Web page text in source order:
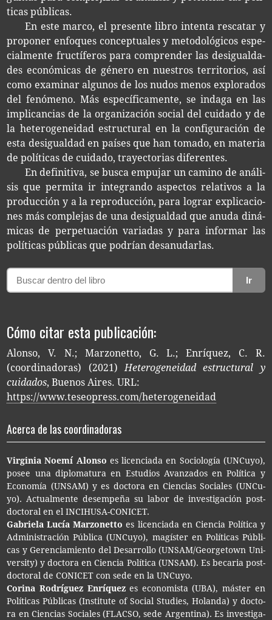
ti­cas públicas.
En este marco, el pre­sen­te libro inten­ta res­ca­tar y
pro­po­ner enfo­ques con­cep­tua­les y meto­do­ló­gi­cos espe­
cial­men­te fruc­tí­fe­ros para com­pren­der las desigual­da­
des eco­nó­mi­cas de géne­ro en nues­tros terri­to­rios, así
como exa­mi­nar algu­nos de los nudos menos explo­ra­dos
del fenó­meno. Más espe­cí­fi­ca­men­te, se inda­ga en las
impli­can­cias de la orga­ni­za­ción social del cui­da­do y de
la hete­ro­ge­nei­dad estruc­tu­ral en la con­fi­gu­ra­ción de
esta desigual­dad en paí­ses que han toma­do, en mate­ria
de polí­ti­cas de cui­da­do, tra­yec­to­rias diferentes.
En defi­ni­ti­va, se busca empu­jar un camino de aná­li­
sis que per­mi­ta ir inte­gran­do aspec­tos rela­ti­vos a la
pro­duc­ción y a la repro­duc­ción, para lograr expli­ca­cio­
nes más com­ple­jas de una desigual­dad que anuda diná­
mi­cas de per­pe­tua­ción varia­das y para infor­mar las
polí­ti­cas públi­cas que podrían desanudarlas.
Ir
Cómo citar esta publicación:
Alonso, V. N.; Marzonetto, G. L.; Enríquez, C. R.
(coordinadoras) (2021) Heterogeneidad estructural y
cuidados, Buenos Aires. URL:
https://www.teseopress.com/heterogeneidad
Acerca de las coordinadoras
Vir­gi­nia Noemí Alonso es licen­cia­da en Socio­lo­gía (UNCu­yo),
posee una diplo­ma­tu­ra en Estu­dios Avan­za­dos en Polí­ti­ca y
Eco­no­mía (UNSAM) y es doc­to­ra en Cien­cias Socia­les (UNCu­
yo). Actual­men­te desem­pe­ña su labor de inves­ti­ga­ción post­
doc­to­ral en el INCIHUSA-CONICET.
Gabrie­la Lucía Marzonetto es licen­cia­da en Cien­cia Polí­ti­ca y
Admi­nis­tra­ción Públi­ca (UNCu­yo), magís­ter en Polí­ti­cas Públi­
cas y Geren­cia­mien­to del Desa­rro­llo (UNSAM/Geor­ge­town Uni­
ver­sity) y doc­to­ra en Cien­cia Polí­ti­ca (UNSAM). Es beca­ria post­
doc­to­ral de CONI­CET con sede en la UNCuyo.
Cori­na Rodrí­guez Enríquezes eco­no­mis­ta (UBA), más­ter en
Polí­ti­cas Públi­cas (Ins­ti­tu­te of Social Stu­dies, Holan­da) y doc­to­
ra en Cien­cias Socia­les (FLAC­SO, sede Argen­ti­na). Es inves­ti­ga­